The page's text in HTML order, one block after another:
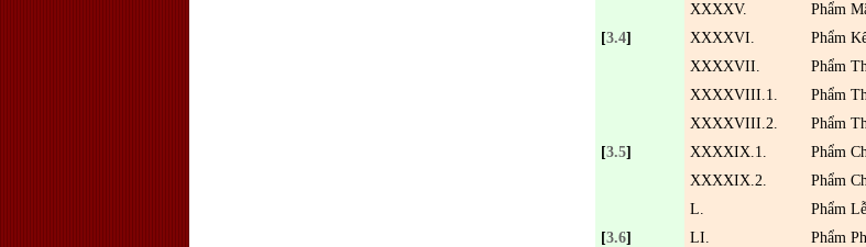
XXXXV.
Phẩm
[3.4] XXXXVI.
Phẩm
XXXXVII.
Phẩm
XXXXVIII.1.
Phẩm
XXXXVIII.2.
Phẩm
[3.5] XXXXIX.1. Phẩm
XXXXIX.2.
Phẩm
L.
Phẩm
[3.6] LI.
Phẩm